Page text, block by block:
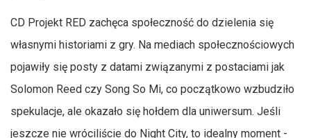
CD Projekt RED zachęca społeczność do dzielenia się
własnymi historiami z gry. Na mediach społecznościowych
pojawiły się posty z datami związanymi z postaciami jak
Solomon Reed czy Song So Mi, co początkowo wzbudziło
spekulacje, ale okazało się hołdem dla uniwersum. Jeśli
jeszcze nie wróciliście do Night City, to idealny moment -